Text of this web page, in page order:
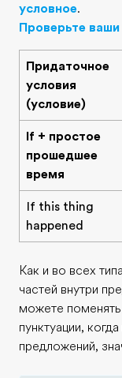
Кто мы
Карьера
Присоединиться к
условное.
Проверьте ваши
Придаточное
условия
(условие)
If + простое
прошедшее
время
If this thing
happened
Как и во всех
частей внутри
можете
пунктуации,
предложений,